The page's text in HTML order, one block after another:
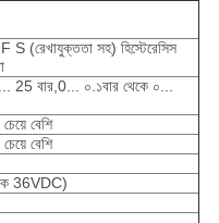
(রেখাযুক্ততা সহ) হিস্টেরেসিস
25 বার,0... ০.১বার থেকে ০...
বেশি
বেশি
36VDC)